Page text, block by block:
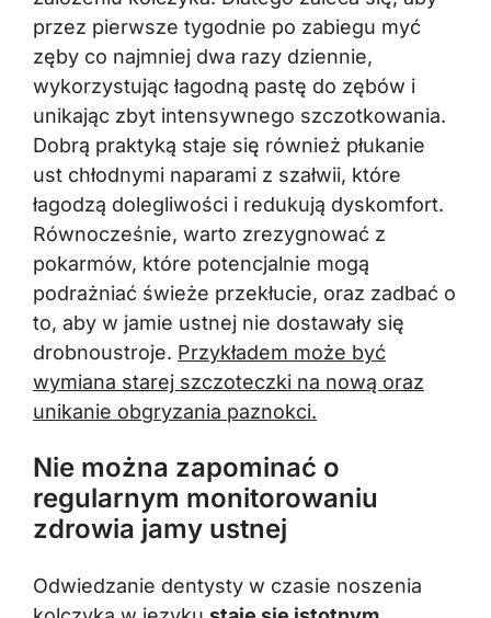
przez pierwsze tygodnie po zabiegu myć
zęby co najmniej dwa razy dziennie,
wykorzystując łagodną pastę do zębów i
unikając zbyt intensywnego szczotkowania.
Dobrą praktyką staje się również płukanie
ust chłodnymi naparami z szałwii, które
łagodzą dolegliwości i redukują dyskomfort.
Równocześnie, warto zrezygnować z
pokarmów, które potencjalnie mogą
podrażniać świeże przekłucie, oraz zadbać o
to, aby w jamie ustnej nie dostawały się
drobnoustroje.
Przykładem może być
wymiana starej szczoteczki na nową oraz
unikanie obgryzania paznokci.
Nie można zapominać o
regularnym monitorowaniu
zdrowia jamy ustnej
Odwiedzanie dentysty w czasie noszenia
kolczyka w językustaje się istotnym